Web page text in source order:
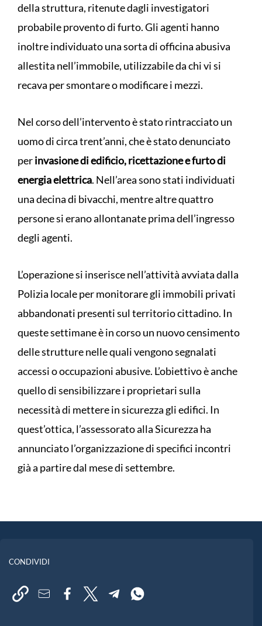
della struttura, ritenute dagli investigatori
probabile provento di furto. Gli agenti hanno
inoltre individuato una sorta di officina abusiva
allestita nell’immobile, utilizzabile da chi vi si
recava per smontare o modificare i mezzi.
Nel corso dell’intervento è stato rintracciato un
uomo di circa trent’anni, che è stato denunciato
perinvasione di edificio, ricettazione e furto di
energia elettrica. Nell’area sono stati individuati
una decina di bivacchi, mentre altre quattro
persone si erano allontanate prima dell’ingresso
degli agenti.
L’operazione si inserisce nell’attività avviata dalla
Polizia locale per monitorare gli immobili privati
abbandonati presenti sul territorio cittadino. In
queste settimane è in corso un nuovo censimento
delle strutture nelle quali vengono segnalati
accessi o occupazioni abusive. L’obiettivo è anche
quello di sensibilizzare i proprietari sulla
necessità di mettere in sicurezza gli edifici. In
quest’ottica, l’assessorato alla Sicurezza ha
annunciato l’organizzazione di specifici incontri
già a partire dal mese di settembre.
CONDIVIDI